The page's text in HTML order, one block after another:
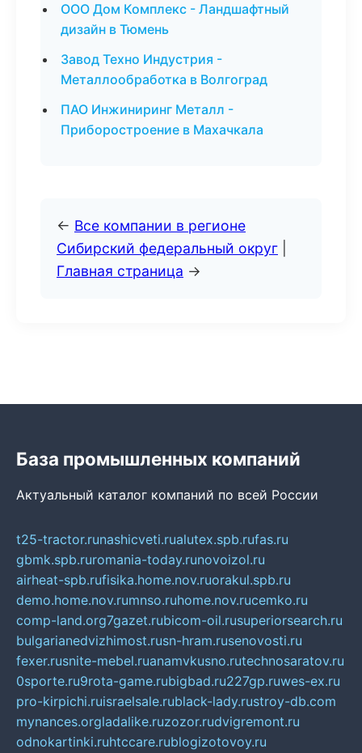
ООО Дом Комплекс - Ландшафтный
дизайн в Тюмень
Завод Техно Индустрия -
Металлообработка в Волгоград
ПАО Инжиниринг Металл -
Приборостроение в Махачкала
← Все компании в регионе
Сибирский федеральный округ
Главная страница →
База промышленных компаний
Актуальный каталог компаний по всей России
t25-tractor.runashicveti.rualutex.spb.rufas.ru
gbmk.spb.ruromania-today.runovoizol.ru
airheat-spb.rufisika.home.nov.ruorakul.spb.ru
demo.home.nov.rumnso.ruhome.nov.rucemko.ru
comp-land.org7gazet.rubicom-oil.rusuperiorsearch.ru
bulgarianedvizhimost.rusn-hram.rusenovosti.ru
fexer.rusnite-mebel.ruanamvkusno.rutechnosaratov.ru
0sporte.ru9rota-game.rubigbad.ru227gp.ruwes-ex.ru
pro-kirpichi.ruisraelsale.rublack-lady.rustroy-db.com
mynances.orgladalike.ruzozor.rudvigremont.ru
odnokartinki.ruhtccare.rublogizotovoy.ru